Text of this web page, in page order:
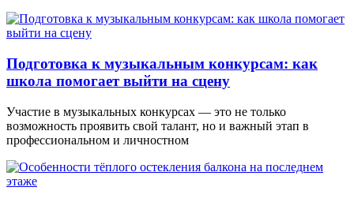
Подготовка к музыкальным конкурсам: как
школа помогает выйти на сцену
Участие в музыкальных конкурсах — это не только
возможность проявить свой талант, но и важный этап в
профессиональном и личностном